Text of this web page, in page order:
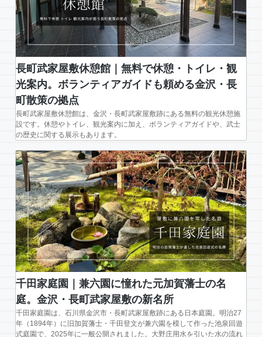
長町武家屋敷休憩館｜無料で休憩・トイレ・観
光案内。ボランティアガイドも頼める金沢・長
町散策の拠点
長町武家屋敷休憩館は、金沢・長町武家屋敷跡にある無料の観光休憩施
設です。休憩やトイレ、観光案内に加え、ボランティアガイドや、武士
の歴史に関する展示もあります。
千田家庭園｜兼六園に憧れた元加賀藩士の名
庭。金沢・長町武家屋敷の新名所
千田家庭園は、石川県金沢市・長町武家屋敷跡にある日本庭園。明治27
年（1894年）に旧加賀藩士・千田登文が兼六園を模して作った池泉回遊
式庭園で、2025年に一般公開されました。大野庄用水を引いた水の流れ